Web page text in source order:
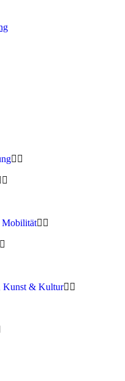
Mobilität
Kunst & Kultur